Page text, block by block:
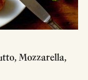
Mozzarella,